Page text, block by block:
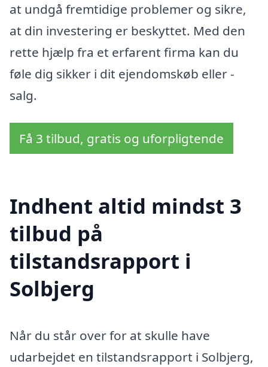
at undgå fremtidige problemer og sikre,
at din investering er beskyttet. Med den
rette hjælp fra et erfarent firma kan du
føle dig sikker i dit ejendomskøb eller -
salg.
Få 3 tilbud, gratis og uforpligtende
Indhent altid mindst 3
tilbud på
tilstandsrapport i
Solbjerg
Når du står over for at skulle have
udarbejdet en tilstandsrapport i Solbjerg,